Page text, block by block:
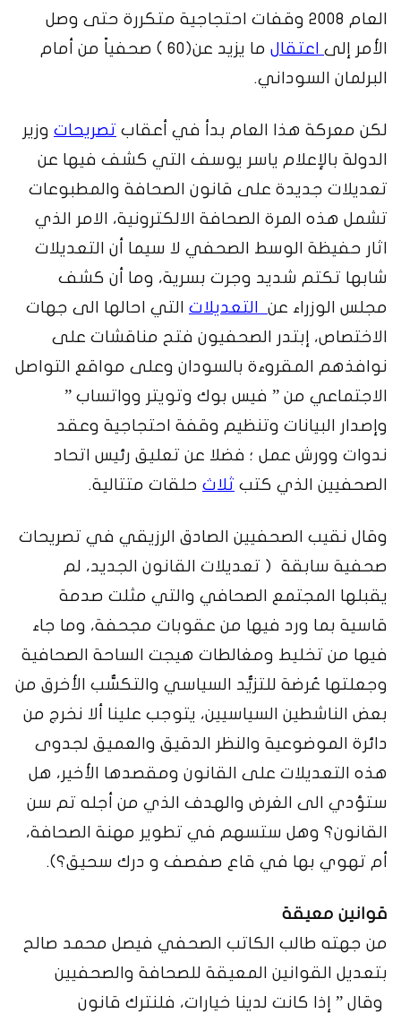
العام 2008 وقفات احتجاجية متكررة حتى وصل
الأمر إلى اعتقال
ما يزيد عن(60 ) صحفياً من أمام
البرلمان السوداني.
لكن معركة هذا العام بدأ في أعقاب تصريحات وزير
الدولة بالإعلام ياسر يوسف التي كشف فيها عن
تعديلات جديدة على قانون الصحافة والمطبوعات
تشمل هذه المرة الصحافة الالكترونية، الامر الذي
اثار حفيظة الوسط الصحفي لا سيما أن التعديلات
شابها تكتم شديد وجرت بسرية، وما أن كشف
مجلس الوزراء عن
التعديلات التي احالها الى جهات
الاختصاص، إبتدر الصحفيون فتح مناقشات على
نوافذهم المقروءة بالسودان وعلى مواقع التواصل
الاجتماعي من ” فيس بوك وتويتر وواتساب ”
وإصدار البيانات وتنظيم وقفة احتجاجية وعقد
ندوات وورش عمل ؛ فضلا عن تعليق رئيس اتحاد
الصحفيين الذي كتب ثلاث حلقات متتالية.
وقال نقيب الصحفيين الصادق الرزيقي في تصريحات
صحفية سابقة ( تعديلات القانون الجديد، لم
يقبلها المجتمع الصحافي والتي مثلت صدمة
قاسية بما ورد فيها من عقوبات مجحفة، وما جاء
فيها من تخليط ومغالطات هيجت الساحة الصحافية
وجعلتها عُرضة للتزيُّد السياسي والتكسُّب الأخرق من
بعض الناشطين السياسيين، يتوجب علينا ألا نخرج من
دائرة الموضوعية والنظر الدقيق والعميق لجدوى
هذه التعديلات على القانون ومقصدها الأخير، هل
ستؤدي الى الغرض والهدف الذي من أجله تم سن
القانون؟ وهل ستسهم في تطوير مهنة الصحافة،
أم تهوي بها في قاع صفصف و درك سحيق؟).
قوانين معيقة
من جهته طالب الكاتب الصحفي فيصل محمد صالح
بتعديل القوانين المعيقة للصحافة والصحفيين
وقال ” إذا كانت لدينا خيارات، فلنترك قانون